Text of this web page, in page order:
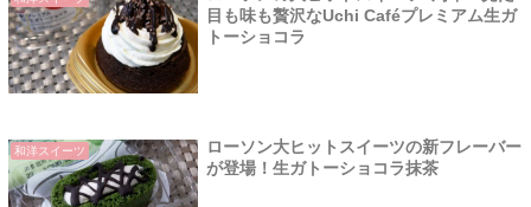
目も味も贅沢なUchi Caféプレミアム生ガ
トーショコラ
和洋スイーツ
ローソン大ヒットスイーツの新フレーバー
が登場！生ガトーショコラ抹茶